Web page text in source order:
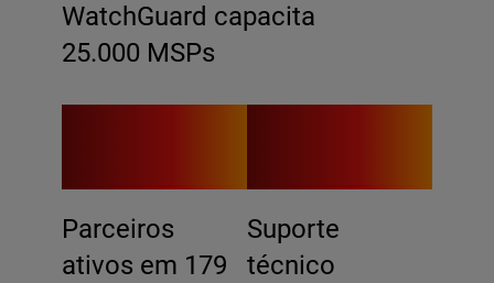
WatchGuard capacita
25.000 MSPs
Parceiros
ativos em 179
Suporte
técnico